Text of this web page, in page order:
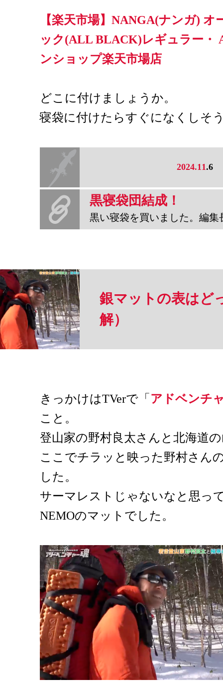
【楽天市場】NANGA(ナンガ)
ック(ALL BLACK)レギュラー・
ンショップ楽天市場店
どこに付けましょうか。
寝袋に付けたらすぐになくしそ
2024.11.6
黒寝袋団結成！
黒い寝袋を買いました。編集長はさすが編集長だけあっていろんな
銀マットの表はど
解）
きっかけはTVerで「 アドベンチ
こと。
登山家の野村良太さんと北海道
ここでチラッと映った野村さん
した。
サーマレストじゃないなと思っ
NEMOのマットでした。